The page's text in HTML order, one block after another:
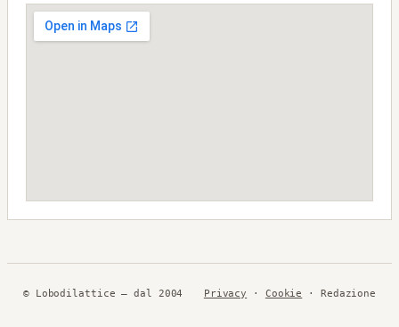
© Lobodilattice — dal 2004 Privacy · Cookie · Redazione